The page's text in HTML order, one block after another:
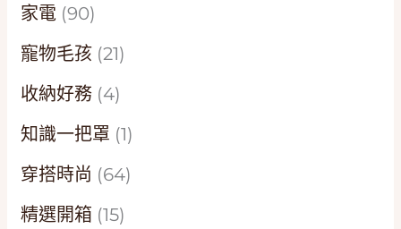
家電 (90)
寵物毛孩 (21)
收納好務 (4)
知識一把罩 (1)
穿搭時尚 (64)
精選開箱 (15)